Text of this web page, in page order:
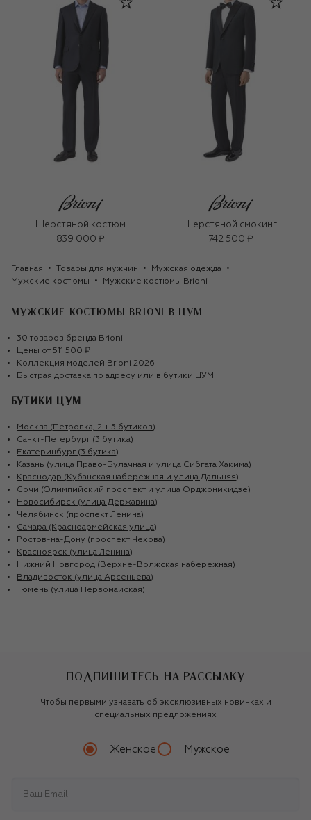
Шерстяной костюм
839 000 ₽
Шерстяной смокинг
742 500 ₽
Главная Товары для мужчин
Мужская одежда
Мужские костюмы
Мужские костюмы Brioni
МУЖСКИЕ КОСТЮМЫ BRIONI В ЦУМ
30 товаров бренда Brioni
Цены от 511 500 ₽
Коллекция моделей Brioni 2026
Быстрая доставка по адресу или в бутики ЦУМ
БУТИКИ ЦУМ
Москва (Петровка, 2 + 5 бутиков)
Санкт-Петербург (3 бутика)
Екатеринбург (3 бутика)
Казань (улица Право-Булачная и улица Сибгата Хакима)
Краснодар (Кубанская набережная и улица Дальняя)
Сочи (Олимпийский проспект и улица Орджоникидзе)
Новосибирск (улица Державина)
Челябинск (проспект Ленина)
Самара (Красноармейская улица)
Ростов-на-Дону (проспект Чехова)
Красноярск (улица Ленина)
Нижний Новгород (Верхне-Волжская набережная)
Владивосток (улица Арсеньева)
Тюмень (улица Первомайская)
ПОДПИШИТЕСЬ НА РАССЫЛКУ
Чтобы первыми узнавать об эксклюзивных новинках и
специальных предложениях
Женское Мужское